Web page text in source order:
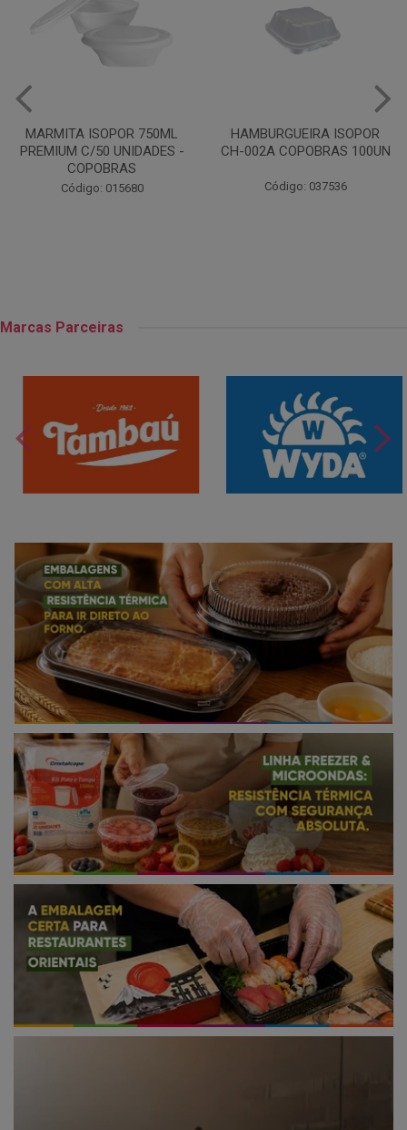
HAMBURGUEIRA ISOPOR
CH-002A COPOBRAS 100UN
Código: 037536
CAIXA PARDA PIZZA N30
OITAVADA BALUARTE C/10
Código: 001124
Marcas Parceiras